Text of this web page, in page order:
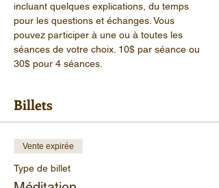
incluant quelques explications, du temps
pour les questions et échanges. Vous
pouvez participer à une ou à toutes les
séances de votre choix. 10$ par séance ou
30$ pour 4 séances.
Billets
Vente expirée
Type de billet